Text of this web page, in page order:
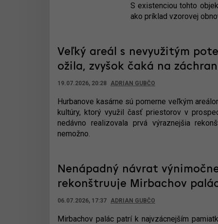
S existenciou tohto
ako príklad vzorovej
Veľký areál s nevyužitým
ožila, zvyšok čaká na
19.07.2026, 20:28 ADRIAN GUBČO
Hurbanove kasárne sú pomerne veľkým
kultúry, ktorý využil časť priestorov v
nedávno realizovala prvá výraznejšia
nemožno.
Nenápadný návrat
rekonštruuje Mirbachov
06.07.2026, 17:37 ADRIAN GUBČO
Mirbachov palác patrí k najvzácnejším